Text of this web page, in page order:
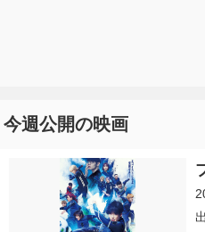
今週公開の映画